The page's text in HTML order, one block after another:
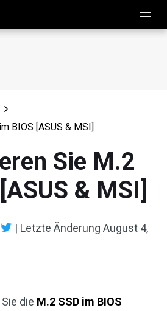
BIOS [ASUS & MSI]
Sie M.2
& MSI]
| Letzte Änderung August 4,
die M.2 SSD im BIOS